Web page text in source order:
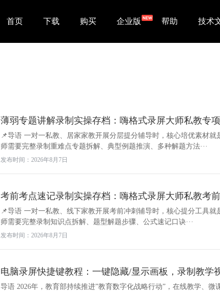
首页 下载 购买 企业版 帮助 技术
薄弱专题讲解录制实操存档：嗨格式录屏大师私教专
📌导语 一对一私教、居家家教开展分层提分辅导时，核心培优素材
师需要完整录制重难点专题拆解、典型例题推演、多种解题方法···
发布时间：2026年8月7日
考前考点速记录制实操存档：嗨格式录屏大师私教考
📌导语 一对一私教、线下家教开展考前冲刺辅导时，核心提分工具
师需要完整录制知识点拆解、题型解题步骤、公式速记口诀···
发布时间：2026年8月7日
电脑录屏快捷键教程：一键隐藏/显示画板，录制教学
导语 2026年，教育部持续推进”教育数字化战略行动”，在线教学、